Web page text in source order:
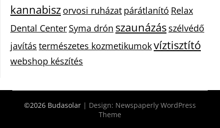
kannabisz orvosi ruházat párátlanító Relax
Dental Center Syma drón szaunázás szélvédő
javítás természetes kozmetikumokvíztisztító
webshop készítés
©2026 Budasolar | Design: Newspaperly WordPress
Theme